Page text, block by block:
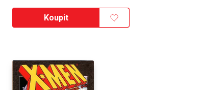
Koupit